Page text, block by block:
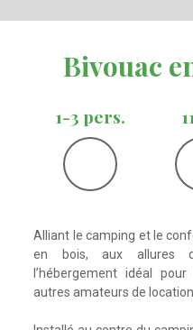
Bivouac
1-3 pers.
Alliant le camping et le confort d’un petit chalet, ce bivouac
en bois, aux allures
l’hébergement idéal
autres amateurs de